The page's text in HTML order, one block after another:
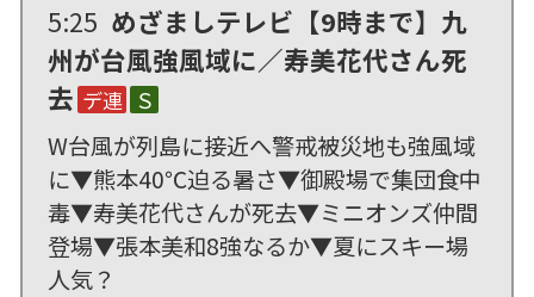
5:25 めざましテレビ【9時まで】九
州が台風強風域に／寿美花代さん死
去 デ連 Ｓ
W台風が列島に接近へ警戒被災地も強風域
に▼熊本40℃迫る暑さ▼御殿場で集団食中
毒▼寿美花代さんが死去▼ミニオンズ仲間
登場▼張本美和8強なるか▼夏にスキー場
人気？